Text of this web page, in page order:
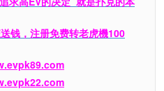
钱，注册免费转老虎機100